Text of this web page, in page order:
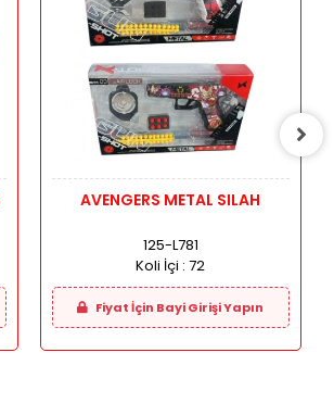
AVENGERS METAL SILAH
125-L781
Koli İçi :72
Fiyat İçin Bayi Girişi Yapın